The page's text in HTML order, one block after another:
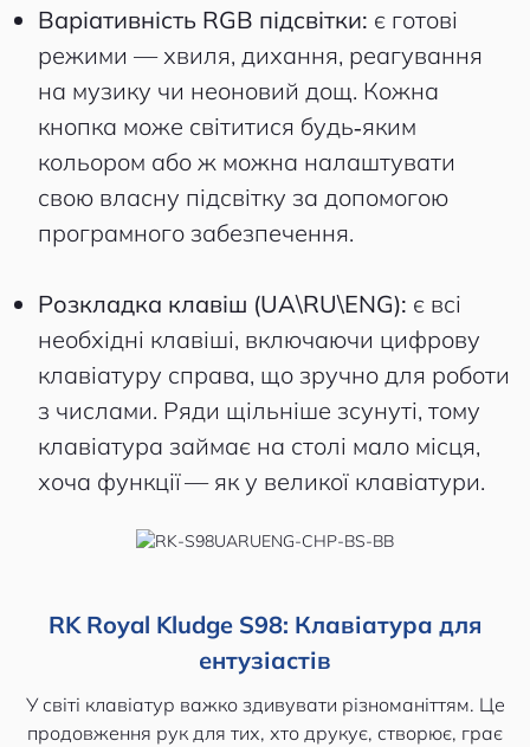
Варіативність RGB підсвітки: є готові
режими — хвиля, дихання, реагування
на музику чи неоновий дощ. Кожна
кнопка може світитися будь‑яким
кольором або ж можна налаштувати
свою власну підсвітку за допомогою
програмного забезпечення.
Розкладка клавіш (UA\RU\ENG): є всі
необхідні клавіші, включаючи цифрову
клавіатуру справа, що зручно для роботи
з числами. Ряди щільніше зсунуті, тому
клавіатура займає на столі мало місця,
хоча функції — як у великої клавіатури.
RK Royal Kludge S98: Клавіатура для
ентузіастів
У світі клавіатур важко здивувати різноманіттям. Це
продовження рук для тих, хто друкує, створює, грає